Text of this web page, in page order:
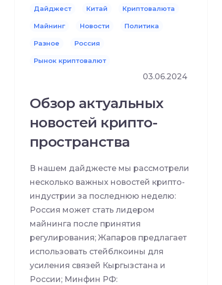
Дайджест Китай Криптовалюта
Майнинг Новости Политика
Разное Россия
Рынок криптовалют
03.06.2024
Обзор актуальных
новостей крипто-
пространства
В нашем дайджесте мы рассмотрели
несколько важных новостей крипто-
индустрии за последнюю неделю:
Россия может стать лидером
майнинга после принятия
регулирования; Жапаров предлагает
использовать стейблкоины для
усиления связей Кыргызстана и
России; Минфин РФ: